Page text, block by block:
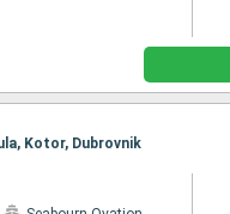
Kotor, Dubrovnik